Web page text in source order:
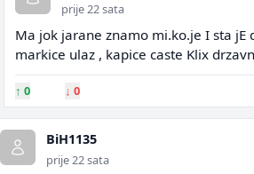
prije 22 sata
Ma jok jarane znamo mi.ko.je I sta
markice ulaz , kapice caste Klix
↑ 0 ↓ 0
BiH1135
prije 22 sata